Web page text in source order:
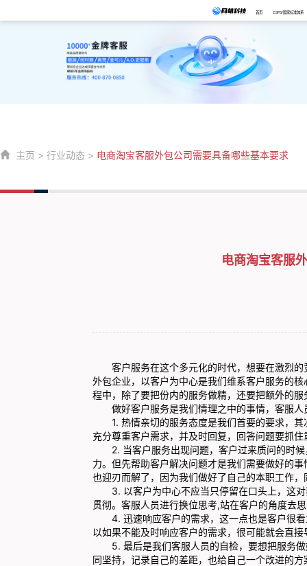
首页 CSPS/国家标准体系
主页 > 行业动态 > 电商淘宝客服外包公司需要具备哪些基本要求
电商淘宝客服
客户服务在这个多元化的时代，想要在激烈的
外包企业，以客户为中心是我们维系客户服务的
程中，除了要把份内的服务做精，还要把额外的服
做好客户服务是我们情理之中的事情，客服
1. 热情亲切的服务态度是我们首要的要求，其
充分尊重客户需求，并及时回复，回答问题要抓
2. 当客户服务出现问题，客户过来质问的时候
力。但先帮助客户解决问题才是我们需要做好的
也迎刃而解了，因为我们做好了自己的本职工作
3. 以客户为中心不应当只停留在口头上，这对
贯彻。客服人员进行换位思考,站在客户的角度去
4. 迅速响应客户的需求，这一点也是客户很看
以如果不能及时响应客户的需求，很可能就会直
5. 最后是我们客服人员的自检，要想把服务做
同坚持，记录自己的差距，也给自己一个改进的方